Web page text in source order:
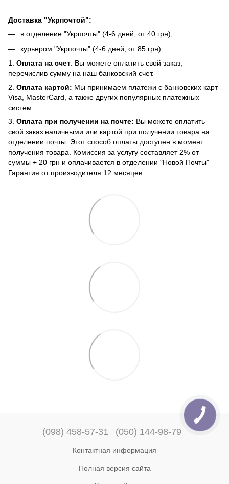
Доставка "Укрпочтой":
в отделение "Укрпочты" (4-6 дней, от 40 грн);
курьером "Укрпочты" (4-6 дней, от 85 грн).
1. Оплата на счет: Вы можете оплатить свой заказ,
перечислив сумму на наш банковский счет.
2. Оплата картой: Мы принимаем платежи с банковских карт
Visa, MasterCard, а также других популярных платежных
систем.
3. Оплата при получении на почте: Вы можете оплатить
свой заказ наличными или картой при получении товара на
отделении почты. Этот способ оплаты доступен в момент
получения товара. Комиссия за услугу составляет 2% от
суммы + 20 грн и оплачивается в отделении "Новой Почты"
Гарантия от производителя 12 месяцев
(098) 458-57-31 (050) 144-98-79
Контактная информация
Полная версия сайта